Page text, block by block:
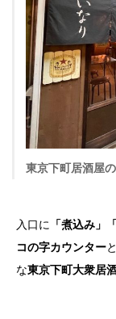
東京下町居酒屋
入口に 「煮込み」
コの字カウンター
な東京下町大衆居